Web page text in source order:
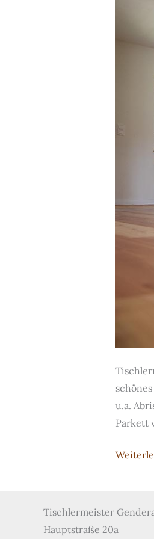
u.a.
Parkett
–
Tischlermeister
Hauptstraße 20a